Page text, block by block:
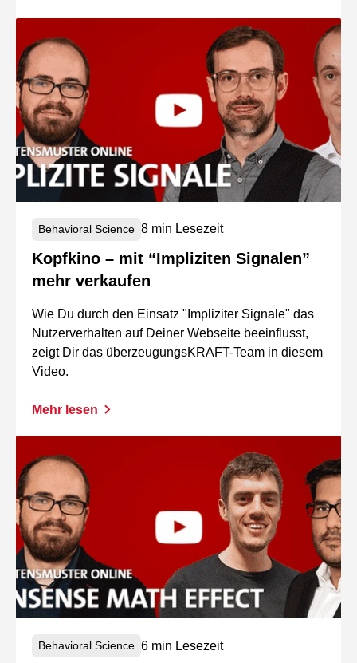
Behavioral Science 8 min Lesezeit
Kopfkino – mit “Impliziten Signalen”
mehr verkaufen
Wie Du durch den Einsatz "Impliziter Signale" das
Nutzerverhalten auf Deiner Webseite beeinflusst,
zeigt Dir das überzeugungsKRAFT-Team in diesem
Video.
Mehr lesen
Behavioral Science 6 min Lesezeit